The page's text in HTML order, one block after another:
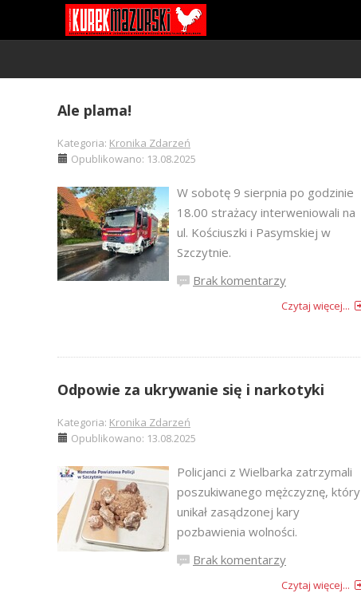
Ale plama!
Kategoria: Kronika Zdarzeń
Opublikowano: 13.08.2025
W sobotę 9 sierpnia po godzinie
18.00 strażacy interweniowali na
ul. Kościuszki i Pasymskiej w
Szczytnie.
Brak komentarzy
Czytaj więcej...
Odpowie za ukrywanie się i narkotyki
Kategoria: Kronika Zdarzeń
Opublikowano: 13.08.2025
Policjanci z Wielbarka zatrzymali
poszukiwanego mężczyznę, który
unikał zasądzonej kary
pozbawienia wolności.
Brak komentarzy
Czytaj więcej...